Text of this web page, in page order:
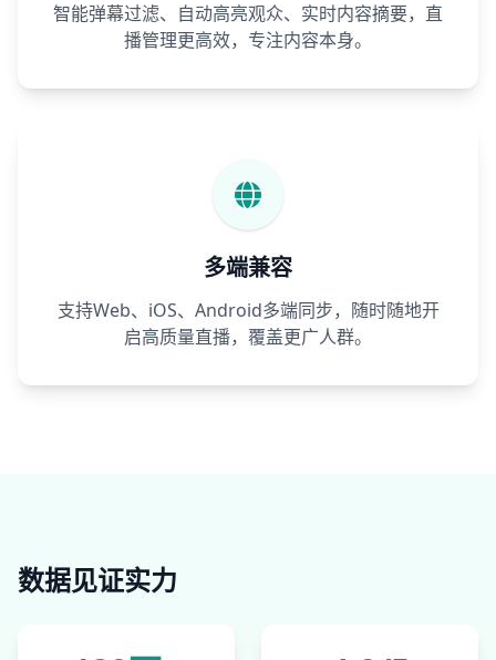
智能弹幕过滤、自动高亮观众、实时内容摘要，直
播管理更高效，专注内容本身。
多端兼容
支持Web、iOS、Android多端同步，随时随地开
启高质量直播，覆盖更广人群。
数据见证实力